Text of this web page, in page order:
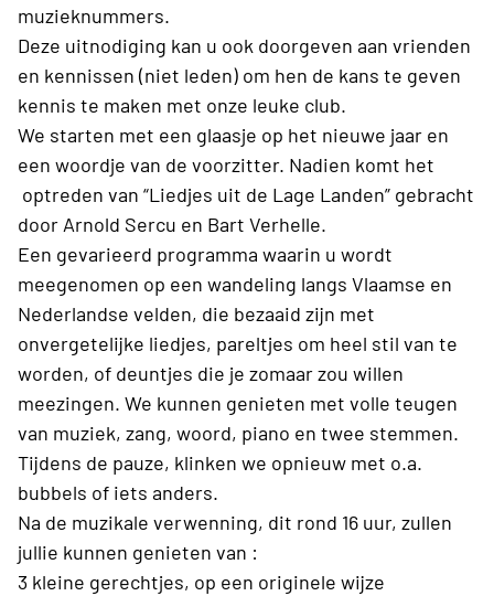
muzieknummers.
Deze uitnodiging kan u ook doorgeven aan vrienden
en kennissen (niet leden) om hen de kans te geven
kennis te maken met onze leuke club.
We starten met een glaasje op het nieuwe jaar en
een woordje van de voorzitter. Nadien komt het
optreden van “Liedjes uit de Lage Landen” gebracht
door Arnold Sercu en Bart Verhelle.
Een gevarieerd programma waarin u wordt
meegenomen op een wandeling langs Vlaamse en
Nederlandse velden, die bezaaid zijn met
onvergetelijke liedjes, pareltjes om heel stil van te
worden, of deuntjes die je zomaar zou willen
meezingen. We kunnen genieten met volle teugen
van muziek, zang, woord, piano en twee stemmen.
Tijdens de pauze, klinken we opnieuw met o.a.
bubbels of iets anders.
Na de muzikale verwenning, dit rond 16 uur, zullen
jullie kunnen genieten van :
3 kleine gerechtjes, op een originele wijze